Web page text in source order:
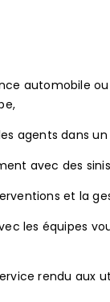
automobile
agents dans
avec des
et la
les équipes
rendu aux